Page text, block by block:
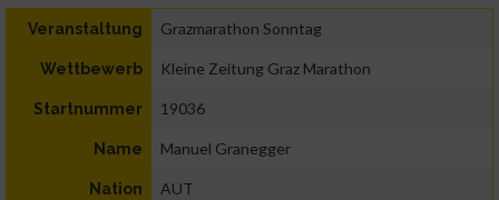
Veranstaltung Grazmarathon Sonntag
Wettbewerb Kleine Zeitung Graz Marathon
Startnummer 19036
Name Manuel Granegger
Nation AUT